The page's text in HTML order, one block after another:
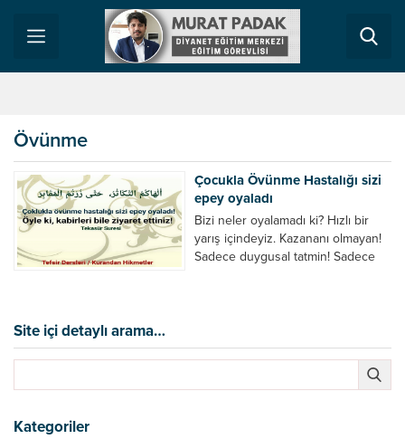
Övünme
Çocukla Övünme Hastalığı sizi
epey oyaladı
Bizi neler oyalamadı ki? Hızlı bir
yarış içindeyiz. Kazananı olmayan!
Sadece duygusal tatmin! Sadece
övünme yarışı! Evimizde kullanılan
ama bize göre modası geçmiş
Site içi detaylı arama…
Kategoriler